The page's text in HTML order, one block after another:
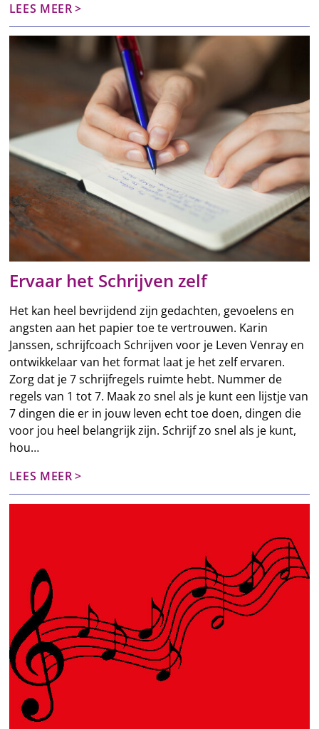
LEES MEER
Ervaar het Schrijven zelf
Het kan heel bevrijdend zijn gedachten, gevoelens en
angsten aan het papier toe te vertrouwen. Karin
Janssen, schrijfcoach Schrijven voor je Leven Venray en
ontwikkelaar van het format laat je het zelf ervaren.
Zorg dat je 7 schrijfregels ruimte hebt. Nummer de
regels van 1 tot 7. Maak zo snel als je kunt een lijstje van
7 dingen die er in jouw leven echt toe doen, dingen die
voor jou heel belangrijk zijn. Schrijf zo snel als je kunt,
hou…
LEES MEER